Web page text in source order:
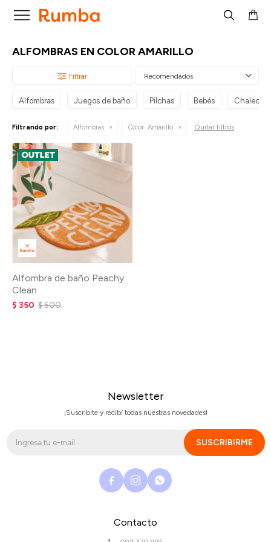

ALFOMBRAS EN COLOR AMARILLO
Recomendados
Alfombras Juegos de baño Pilchas Bebés Chalecos
Filtrando por: Alfombras Color: Amarillo Quitar filtros
Alfombra de baño Peachy
Clean
$ 350 $500
Contacto
Newsletter
¡Suscribite y recibí todas nuestras novedades!
SUSCRIBIRME
  